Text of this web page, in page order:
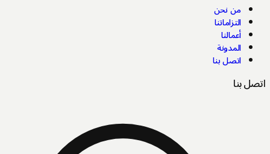
من نحن
التزاماتنا
أعمالنا
المدونة
اتصل بنا
بنا